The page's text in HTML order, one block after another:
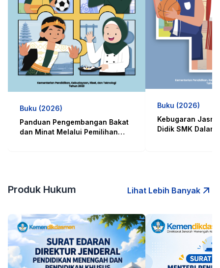
Buku (2026)
Panduan Pengembangan Bakat
dan Minat Melalui Pemilihan
Buku (2026)
Kebugaran
Didik SMK Dalam
Produk Hukum Lihat Lebih Banyak